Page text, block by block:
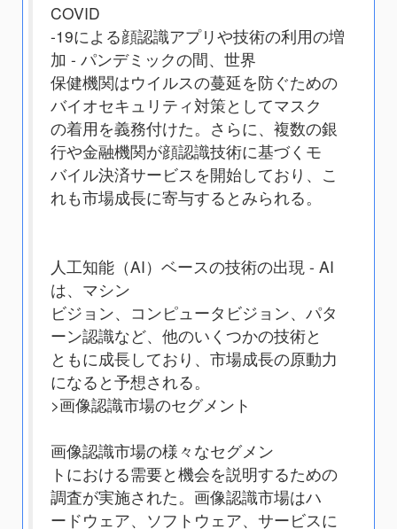
COVID
-19による顔認識アプリや技術の利用の増
加 - パンデミックの間、世界
保健機関はウイルスの蔓延を防ぐための
バイオセキュリティ対策としてマスク
の着用を義務付けた。さらに、複数の銀
行や金融機関が顔認識技術に基づくモ
バイル決済サービスを開始しており、こ
れも市場成長に寄与するとみられる。
人工知能（AI）ベースの技術の出現 - AI
は、マシン
ビジョン、コンピュータビジョン、パタ
ーン認識など、他のいくつかの技術と
ともに成長しており、市場成長の原動力
になると予想される。
>画像認識市場のセグメント
画像認識市場の様々なセグメン
トにおける需要と機会を説明するための
調査が実施された。画像認識市場はハ
ードウェア、ソフトウェア、サービスに